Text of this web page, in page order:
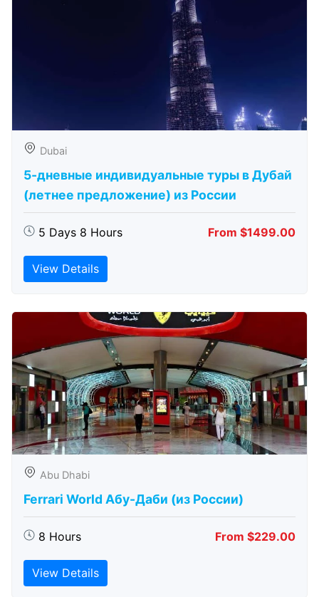
Dubai
5-дневные индивидуальные туры в Дубай
(летнее предложение) из России
5 Days 8 Hours From $1499.00
View Details
Abu Dhabi
Ferrari World Абу-Даби (из России)
8 Hours From $229.00
View Details